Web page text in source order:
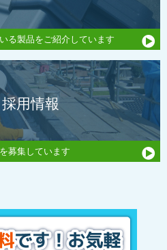
る製品をご紹介しています
採用情報
募集しています